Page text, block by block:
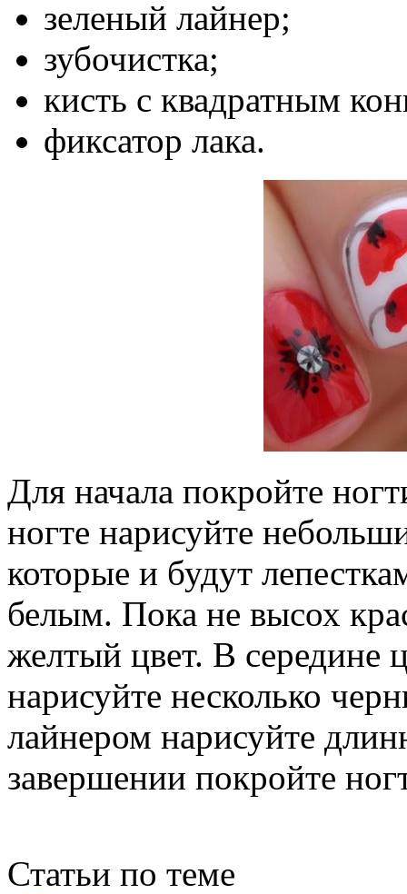
зеленый лайнер;
зубочистка;
кисть с квадратным
фиксатор лака.
Для начала покройте
ногте нарисуйте
которые и будут
белым. Пока не высох
желтый цвет. В середине
нарисуйте несколько
лайнером нарисуйте
завершении покройте
Статьи по теме